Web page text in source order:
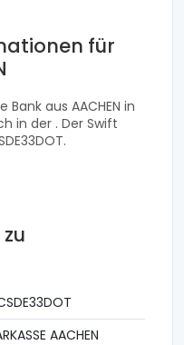
für
Bank aus AACHEN in
in der . Der Swift
AACHEN